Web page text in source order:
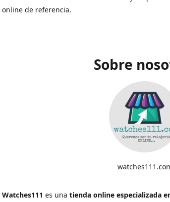
online de referencia.
Sobre
Watches111 es una tienda online especializada